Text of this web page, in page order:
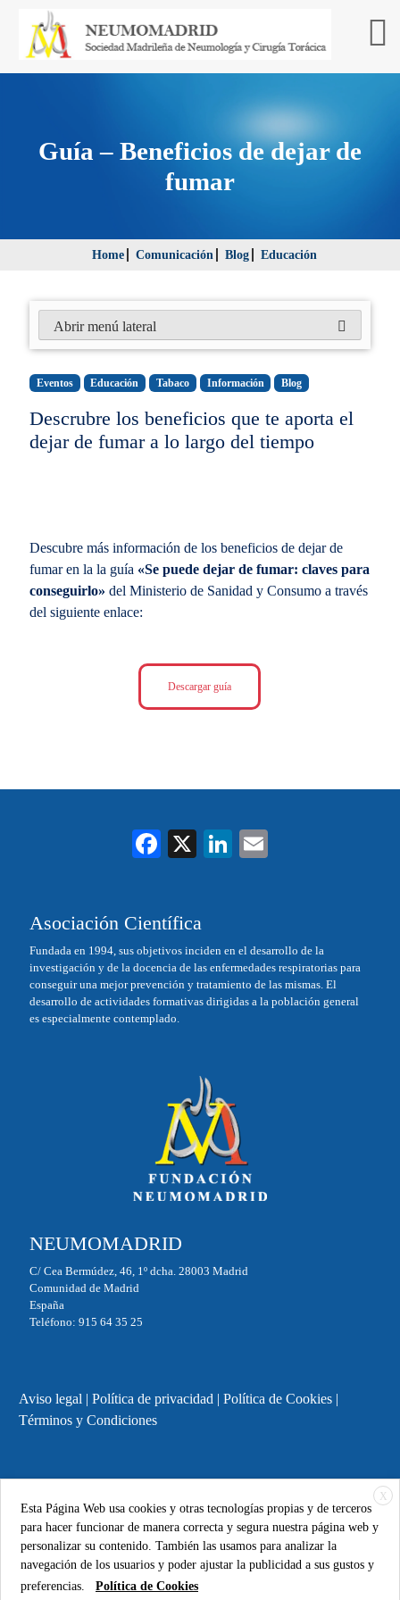
Guía – Beneficios de dejar de
fumar
Home Comunicación Blog Educación
Eventos Educación Tabaco Información Blog
Descrubre los beneficios que te aporta el
dejar de fumar a lo largo del tiempo
Descubre más información de los beneficios de dejar de
fumar en la la guía «Se puede dejar de fumar: claves para
conseguirlo» del Ministerio de Sanidad y Consumo a través
del siguiente enlace:
Descargar guía
Abrir menú lateral
Fa
ok
X
Li
Asociación Científica
Fundada en 1994, sus objetivos inciden en el desarrollo de la
investigación y de la docencia de las enfermedades respiratorias para
conseguir una mejor prevención y tratamiento de las mismas. El
desarrollo de actividades formativas dirigidas a la población general
es especialmente contemplado.
NEUMOMADRID
C/ Cea Bermúdez, 46, 1º dcha. 28003 Madrid
Comunidad de Madrid
España
Teléfono: 915 64 35 25
Aviso legal | Política de privacidad | Política de Cookies|
Términos y Condiciones
FUNDACIÓN
NEUMOMADRID
X
Esta Página Web usa cookies y otras tecnologías propias y de terceros
para hacer funcionar de manera correcta y segura nuestra página web y
personalizar su contenido. También las usamos para analizar la
navegación de los usuarios y poder ajustar la publicidad a sus gustos y
preferencias.
Política de Cookies